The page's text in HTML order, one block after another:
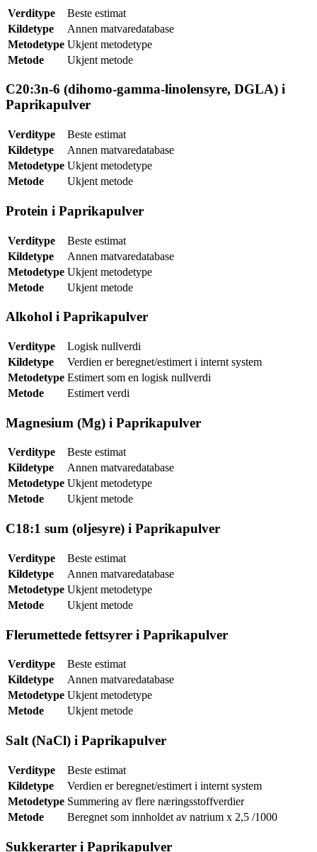
Verditype
Beste estimat
Kildetype
Annen matvaredatabase
Metodetype Ukjent metodetype
Metode
Ukjent metode
C20:3n-6 (dihomo-gamma-linolensyre, DGLA) i
Paprikapulver
Verditype
Beste estimat
Kildetype
Annen matvaredatabase
Metodetype Ukjent metodetype
Metode
Ukjent metode
Protein i Paprikapulver
Verditype
Beste estimat
Kildetype
Annen matvaredatabase
Metodetype Ukjent metodetype
Metode
Ukjent metode
Alkohol i Paprikapulver
Verditype
Logisk nullverdi
Kildetype
Verdien er beregnet/estimert i internt system
Metodetype Estimert som en logisk nullverdi
Metode
Estimert verdi
Magnesium (Mg) i Paprikapulver
Verditype
Beste estimat
Kildetype
Annen matvaredatabase
Metodetype Ukjent metodetype
Metode
Ukjent metode
C18:1 sum (oljesyre) i Paprikapulver
Verditype
Beste estimat
Kildetype
Annen matvaredatabase
Metodetype Ukjent metodetype
Metode
Ukjent metode
Flerumettede fettsyrer i Paprikapulver
Verditype
Beste estimat
Kildetype
Annen matvaredatabase
Metodetype Ukjent metodetype
Metode
Ukjent metode
Salt (NaCl) i Paprikapulver
Verditype
Beste estimat
Kildetype
Verdien er beregnet/estimert i internt system
Metodetype Summering av flere næringsstoffverdier
Metode
Beregnet som innholdet av natrium x 2,5 /1000
Sukkerarter i Paprikapulver